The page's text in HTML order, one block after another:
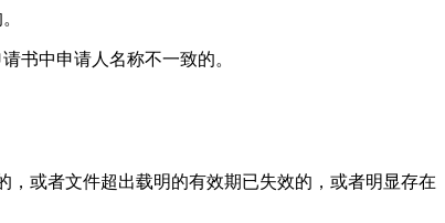
书中申请人名称不一致的。
或者文件超出载明的有效期已失效的，或者明显存在